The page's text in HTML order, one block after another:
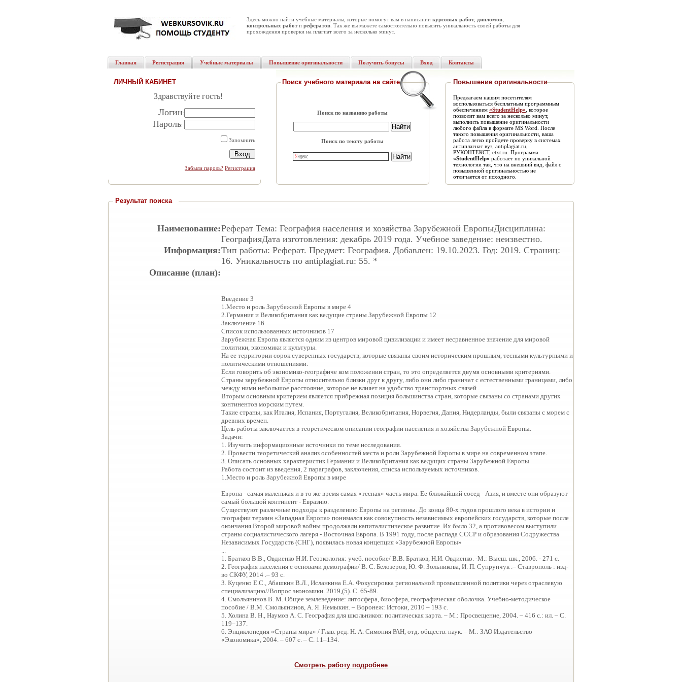
Здесь можно найти учебные материалы, которые помогут вам в написании курсовых работ, дипломов
контрольных работи рефератов . Так же вы мажете самостоятельно повысить уникальность своей работы для
прохождения проверки на плагиат всего за несколько минут.
Главная Регистрация Учебные материалы Повышение оригинальности Получить бонусы Вход Контакты
ЛИЧНЫЙ КАБИНЕТ
Здравствуйте гость!
Логин:
Пароль:
Запомнить
Забыли пароль? Регистрация
Поиск учебного материала на сайте
Поиск по названию работы
Поиск по тексту работы
Повышение оригинальности
Предлагаем нашим посетителям
воспользоваться бесплатным программным
обеспечением «StudentHelp» , которое
позволит вам всего за несколько минут,
выполнить повышение оригинальности
любого файла в формате MS Word. После
такого повышения оригинальности, ваша
работа легко пройдете проверку в системах
антиплагиат вуз, antiplagiat.ru,
РУКОНТЕКСТ, etxt.ru. Программа
«StudentHelp» работает по уникальной
технологии так, что на внешний вид, файл с
повышенной оригинальностью не
отличается от исходного.
Результат поиска
Наименование:Реферат Тема: География населения и хозяйства Зарубежной ЕвропыДисциплина:
ГеографияДата изготовления: декабрь 2019 года. Учебное заведение: неизвестно.
Информация:Тип работы: Реферат. Предмет: География. Добавлен: 19.10.2023. Год: 2019. Страниц:
16. Уникальность по antiplagiat.ru: 55. *
Описание (план):
Введение 3
1.Место и роль Зарубежной Европы в мире 4
2.Германия и Великобритания как ведущие страны Зарубежной Европы 12
Заключение 16
Список использованных источников 17
Зарубежная Европа является одним из центров мировой цивилизации и имеет несравненное значение для мировой
политики, экономики и культуры.
На ее территории сорок суверенных государств, которые связаны своим историческим прошлым, тесными культурными и
политическими отношениями.
Если говорить об экономико-географиче ком положении стран, то это определяется двумя основными критериями.
Страны зарубежной Европы относительно близки друг к другу, либо они либо граничат с естественными границами, либо
между ними небольшое расстояние, которое не влияет на удобство транспортных связей .
Вторым основным критерием является прибрежная позиция большинства стран, которые связаны со странами других
континентов морским путем.
Такие страны, как Италия, Испания, Португалия, Великобритания, Норвегия, Дания, Нидерланды, были связаны с морем с
древних времен.
Цель работы заключается в теоретическом описании географии населения и хозяйства Зарубежной Европы.
Задачи:
1. Изучить информационные источники по теме исследования.
2. Провести теоретический анализ особенностей места и роли Зарубежной Европы в мире на современном этапе.
3. Описать основных характеристик Германии и Великобритания как ведущих страны Зарубежной Европы
Работа состоит из введения, 2 параграфов, заключения, списка используемых источников.
1.Место и роль Зарубежной Европы в мире
Европа - самая маленькая и в то же время самая «тесная» часть мира. Ее ближайший сосед - Азия, и вместе они образуют
самый большой континент - Евразию.
Существуют различные подходы к разделению Европы на регионы. До конца 80-х годов прошлого века в истории и
географии термин «Западная Европа» понимался как совокупность независимых европейских государств, которые после
окончания Второй мировой войны продолжали капиталистическое развитие. Их было 32, а противовесом выступили
страны социалистического лагеря - Восточная Европа. В 1991 году, после распада СССР и образования Содружества
Независимых Государств (СНГ), появилась новая концепция «Зарубежной Европы»
...
1. Братков В.В., Овдиенко Н.И. Геоэкология: учеб. пособие/ В.В. Братков, Н.И. Овдиенко. -М.: Высш. шк., 2006. - 271 с.
2. География населения с основами демографии/ В. С. Белозеров, Ю. Ф. Зольникова, И. П. Супрунчук .– Ставрополь : изд-
во СКФУ, 2014 .– 93 с.
3. Куценко Е.С., Абашкин В.Л., Исланкина Е.А. Фокусировка региональной промышленной политики через отраслевую
специализацию//Вопрос экономики. 2019,(5). С. 65-89.
4. Смольянинов В. М. Общее землеведение: литосфера, биосфера, географическая оболочка. Учебно-методическое
пособие / В.М. Смольянинов, А. Я. Немыкин. – Воронеж: Истоки, 2010 – 193 c.
5. Холина В. Н., Наумов А. С. География для школьников: политическая карта. – М.: Просвещение, 2004. – 416 с.: ил. – С.
119–137.
6. Энциклопедия «Страны мира» / Глав. ред. Н. А. Симония РАН, отд. обществ. наук. – М.: ЗАО Издательство
«Экономика», 2004. – 607 с. – С. 11–134.
Смотреть работу подробнее